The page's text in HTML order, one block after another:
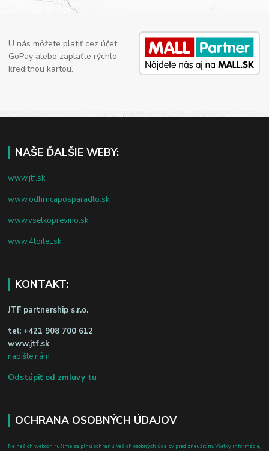
U nás môžete platiť cez účet
GoPay alebo zaplaťte rýchlo
kreditnou kartou.
NAŠE ĎALŠIE WEBY:
www.jtf.sk
www.odhrncaposparadlo.sk
www.vsetkoprevino.sk
www.4toilet.sk
KONTAKT:
JTF partnership s.r.o.
tel: +421 908 700 612
www.jtf.sk
napíšte nám
Odstúpiť od zmluvy tu
OCHRANA OSOBNÝCH ÚDAJOV
Na našich weboch ručíme za plnú ochranu Vašich osobných údajov pred zneužitím. Všetky informácie,